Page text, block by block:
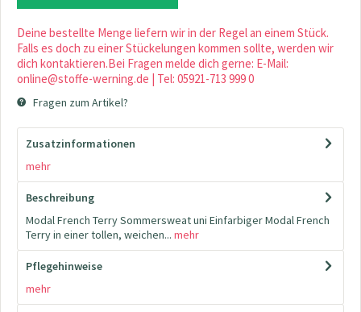
Deine bestellte Menge liefern wir in der Regel an einem Stück.
Falls es doch zu einer Stückelungen kommen sollte, werden wir
dich kontaktieren.Bei Fragen melde dich gerne: E-Mail:
online@stoffe-werning.de | Tel: 05921-713 999 0
Fragen zum Artikel?
Zusatzinformationen
mehr
Beschreibung
Modal French Terry Sommersweat uni Einfarbiger Modal French
Terry in einer tollen, weichen... mehr
Pflegehinweise
mehr